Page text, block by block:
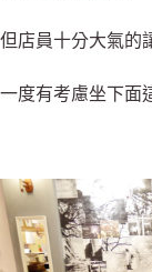
但店員十分大氣的
一度有考慮坐下面